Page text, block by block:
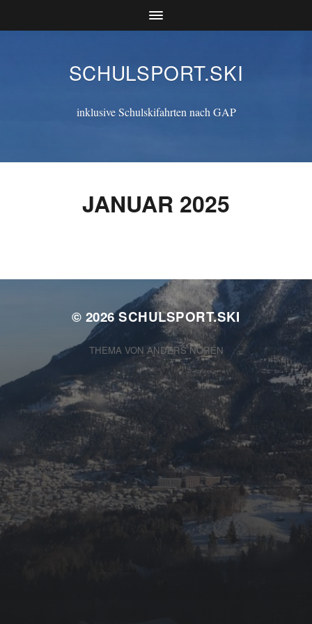
SCHULSPORT.SKI
inklusive Schulskifahrten nach GAP
JANUAR 2025
© 2026SCHULSPORT.SKI
THEMA VON ANDERS NORÉN